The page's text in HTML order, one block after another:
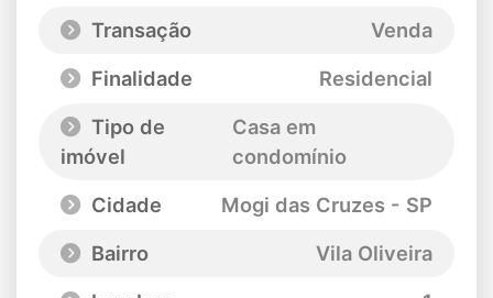
Transação
Venda
Finalidade
Residencial
Tipo de
imóvel
Casa em
condomínio
Cidade
Mogi das Cruzes - SP
Bairro
Vila Oliveira